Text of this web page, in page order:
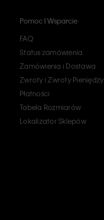
Pomoc I Wsparcie
FAQ
Status zamówienia
Zamówienia i Dostawa
Zwroty i Zwroty Pieniędzy
Płatności
Tabela Rozmiarów
Lokalizator Sklepów